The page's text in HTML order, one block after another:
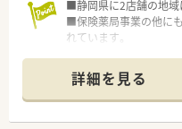
■静岡県に2店舗の地域
■保険薬局事業の他に
れています。
事されております。
詳細を見る